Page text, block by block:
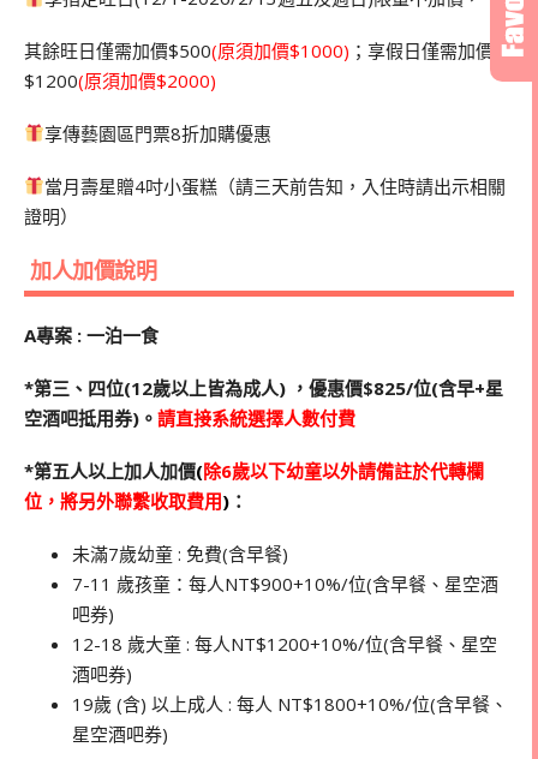
其餘旺日僅需加價$500(原須加價$1000) ；享假日僅需加價
$1200(原須加價$2000)
享傳藝園區門票8折加購優惠
當月壽星贈4吋小蛋糕（請三天前告知，入住時請出示相關
證明）
加人加價說明
A專案 : 一泊一食
*第三、四位(12歲以上皆為成人) ，優惠價$825/位(含早+星
空酒吧抵用券)。 請直接系統選擇人數付費
*第五人以上加人加價(除6歲以下幼童以外請備註於代轉欄
位，將另外聯繫收取費用) ：
未滿7歲幼童 : 免費(含早餐)
7-11 歲孩童：每人NT$900+10%/位(含早餐、星空酒
吧券)
12-18 歲大童 : 每人NT$1200+10%/位(含早餐、星空
酒吧券)
19歲 (含) 以上成人 : 每人 NT$1800+10%/位(含早餐、
星空酒吧券)